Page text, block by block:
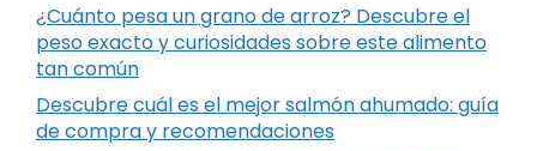
¿Cuánto pesa un grano de arroz? Descubre el
peso exacto y curiosidades sobre este alimento
tan común
Descubre cuál es el mejor salmón ahumado: guía
de compra y recomendaciones